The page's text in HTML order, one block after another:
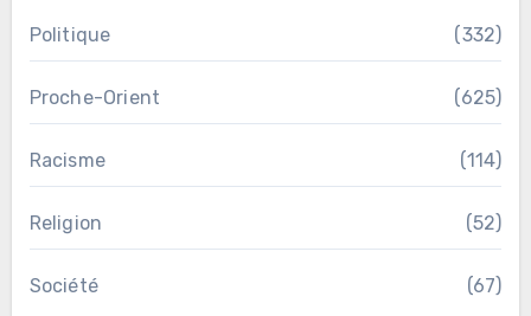
Politique (332)
Proche-Orient (625)
Racisme (114)
Religion (52)
Société (67)